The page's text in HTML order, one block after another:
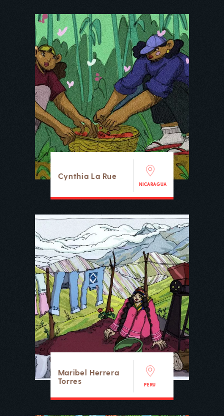
Cynthia La Rue
NICARAGUA
Maribel Herrera
Torres
PERU